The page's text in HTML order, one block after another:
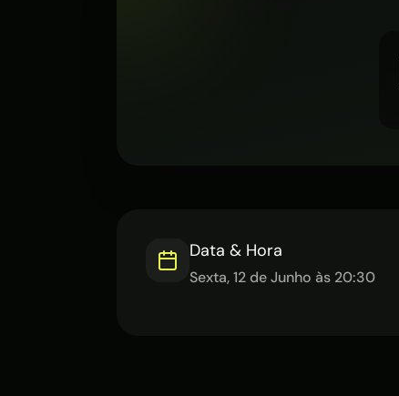
Data & Hora
Sexta, 12 de Junho às 20:30